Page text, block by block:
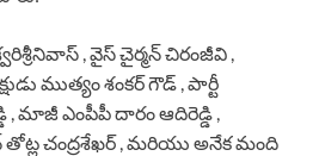
, వైస్ చైర్మన్ చిరంజీవి ,
ముత్యం శంకర్ గౌడ్ , పార్టీ
, మాజీ ఎంపీపీ దారం ఆదిరెడ్డి ,
తోట్ల చంద్రశేఖర్ , మరియు అనేక మంది